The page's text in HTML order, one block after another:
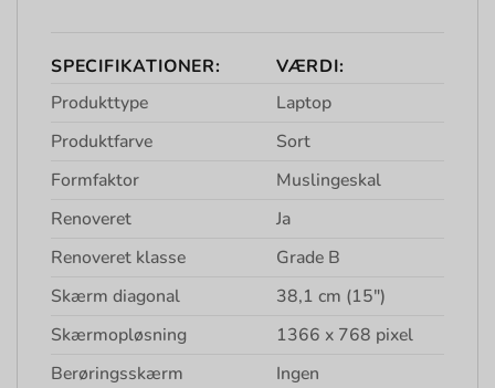
SPECIFIKATIONER:
VÆRDI:
Produkttype
Laptop
Produktfarve
Sort
Formfaktor
Muslingeskal
Renoveret
Ja
Renoveret klasse
Grade B
Skærm diagonal
38,1 cm (15″)
Skærmopløsning
1366 x 768 pixel
Berøringsskærm
Ingen